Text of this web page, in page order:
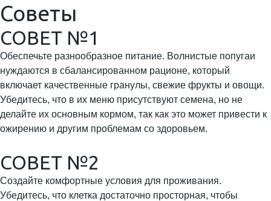
Советы
СОВЕТ №1
Обеспечьте разнообразное питание. Волнистые попугаи
нуждаются в сбалансированном рационе, который
включает качественные гранулы, свежие фрукты и овощи.
Убедитесь, что в их меню присутствуют семена, но не
делайте их основным кормом, так как это может привести к
ожирению и другим проблемам со здоровьем.
СОВЕТ №2
Создайте комфортные условия для проживания.
Убедитесь, что клетка достаточно просторная, чтобы